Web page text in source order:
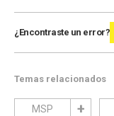
¿Encontraste un error?
Temas relacionados
MSP